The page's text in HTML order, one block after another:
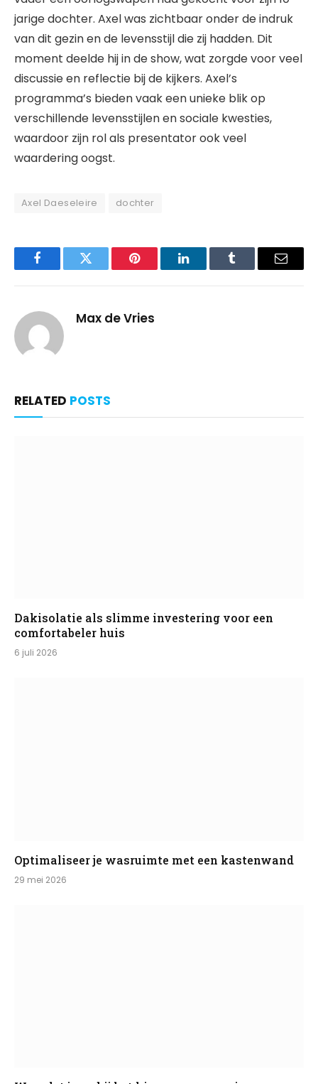
jarige dochter. Axel was zichtbaar onder de indruk
van dit gezin en de levensstijl die zij hadden. Dit
moment deelde hij in de show, wat zorgde voor veel
discussie en reflectie bij de kijkers. Axel’s
programma’s bieden vaak een unieke blik op
verschillende levensstijlen en sociale kwesties,
waardoor zijn rol als presentator ook veel
waardering oogst.
Axel Daeseleire dochter
FacebookTwitter Pinterest LinkedInTumblr Email
Max de Vries
RELATED POSTS
Dakisolatie als slimme investering voor een
comfortabeler huis
6 juli 2026
Optimaliseer je wasruimte met een kastenwand
29 mei 2026